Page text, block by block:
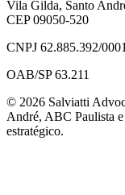
Vila Gilda, Santo
CEP 09050-520
CNPJ 62.885.392/
OAB/SP 63.211
© 2026 Salviatti
André, ABC Paulista
estratégico.